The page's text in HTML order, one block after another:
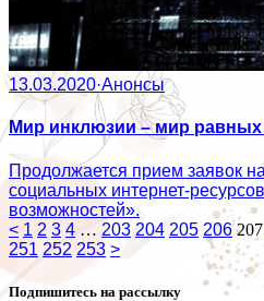
13.03.2020·Анонсы
Мир инклюзии – мир равных
Продолжается прием заявок
социальных интернет-
возможностей».
< 1 2 3 4 … 203 204 205 206 207
251 252 253 >
Подпишитесь на рассылку